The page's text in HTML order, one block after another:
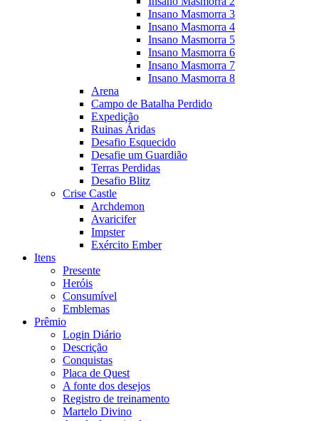
Insano Masmorra 3
Insano Masmorra 4
Insano Masmorra 5
Insano Masmorra 6
Insano Masmorra 7
Insano Masmorra 8
Arena
Campo de Batalha Perdido
Expedição
Ruinas Áridas
Desafio Esquecido
Desafie um Guardião
Terras Perdidas
Desafio Blitz
Crise Castle
Archdemon
Avaricifer
Impster
Exército Ember
Itens
Presente
Heróis
Consumível
Emblemas
Prêmio
Login Diário
Descrição
Conquistas
Placa de Quest
A fonte dos desejos
Registro de treinamento
Martelo Divino